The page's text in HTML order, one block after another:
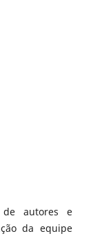
de autores e
da equipe